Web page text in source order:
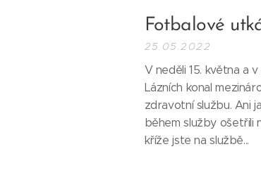
Fotbalové
25.05.2022
V neděli 15. května a
Lázních konal
zdravotní službu. Ani
během služby ošetřili
kříže jste na službě...